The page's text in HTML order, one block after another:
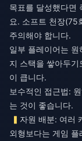
목표를 달성했다면
요. 소프트 천장(75
주의해야 합니다.
일부 플레이어는
지 스택을 쌓아두
이 큽니다.
보수적인 접근법:
는 것이 좋습니다.
자원 배분: 여러
외형보다는 게임